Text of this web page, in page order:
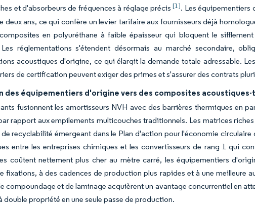
et d'absorbeurs de fréquences à réglage précis[1]. Les équipementiers
deux ans, ce qui confère un levier tarifaire aux fournisseurs déjà
en polyuréthane à faible épaisseur qui bloquent le
Les réglementations s'étendent désormais au marché secondaire,
acoustiques d'origine, ce qui élargit la demande totale adressable.
de certification peuvent exiger des primes et s'assurer des contrats
des équipementiers d'origine vers des composites
fusionnent les amortisseurs NVH avec des barrières thermiques en
rapport aux empilements multicouches traditionnels. Les matrices
de recyclabilité émergeant dans le Plan d'action pour l'économie
entre les entreprises chimiques et les convertisseurs de rang 1 qui
coûtent nettement plus cher au mètre carré, les équipementiers
fixations, à des cadences de production plus rapides et à une meilleure
compoundage et de laminage acquièrent un avantage concurrentiel en
double propriété en une seule passe de production.